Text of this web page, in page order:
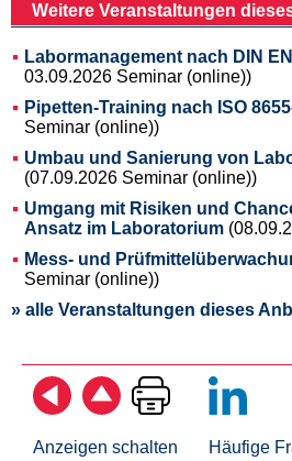
Weitere Veranstaltungen
Labormanagement nach DIN
03.09.2026 Seminar (online))
Pipetten-Training nach ISO
Seminar (online))
Umbau und Sanierung von
(07.09.2026 Seminar (online))
Umgang mit Risiken und
Ansatz im Laboratorium
Mess- und
Seminar (online))
» alle Veranstaltungen dieses
Anzeigen schalten
Häufige